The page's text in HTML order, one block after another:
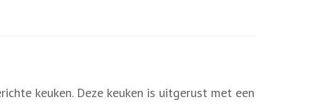
keuken. Deze keuken is uitgerust met een